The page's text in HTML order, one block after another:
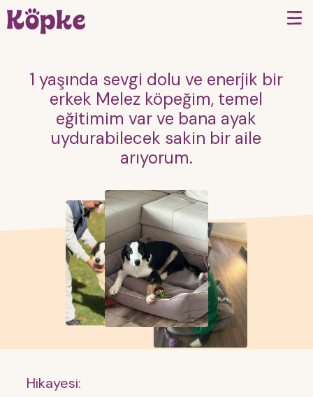
1 yaşında sevgi dolu ve enerjik bir
erkek Melez köpeğim, temel
eğitimim var ve bana ayak
uydurabilecek sakin bir aile
arıyorum.
Hikayesi: